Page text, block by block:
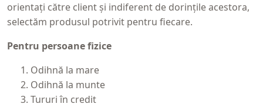
orientaţi către client şi indiferent de dorinţile acestora,
selectăm produsul potrivit pentru fiecare.
Pentru persoane fizice
Odihnă la mare
Odihnă la munte
Tururi în credit